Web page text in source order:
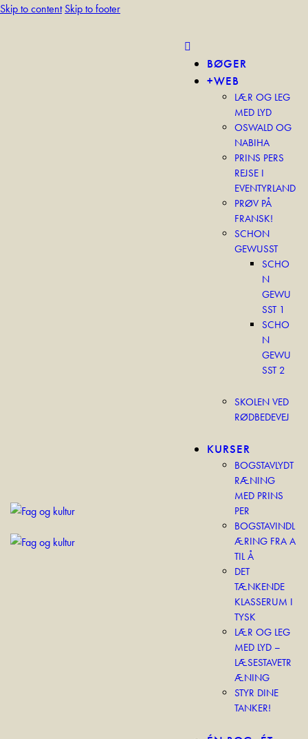
Skip to content Skip to footer
BØGER
+WEB
LÆR OG LEG
MED LYD
OSWALD OG
NABIHA
PRINS PERS
REJSE I
EVENTYRLAND
PRØV PÅ
FRANSK!
SCHON
GEWUSST
SCHO
N
GEWU
SST 1
SCHO
N
GEWU
SST 2
SKOLEN VED
RØDBEDEVEJ
KURSER
BOGSTAVLYDT
RÆNING
MED PRINS
PER
BOGSTAVINDL
ÆRING FRA A
TIL Å
DET
TÆNKENDE
KLASSERUM I
TYSK
LÆR OG LEG
MED LYD –
LÆSESTAVETR
ÆNING
STYR DINE
TANKER!